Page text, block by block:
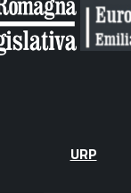
URP